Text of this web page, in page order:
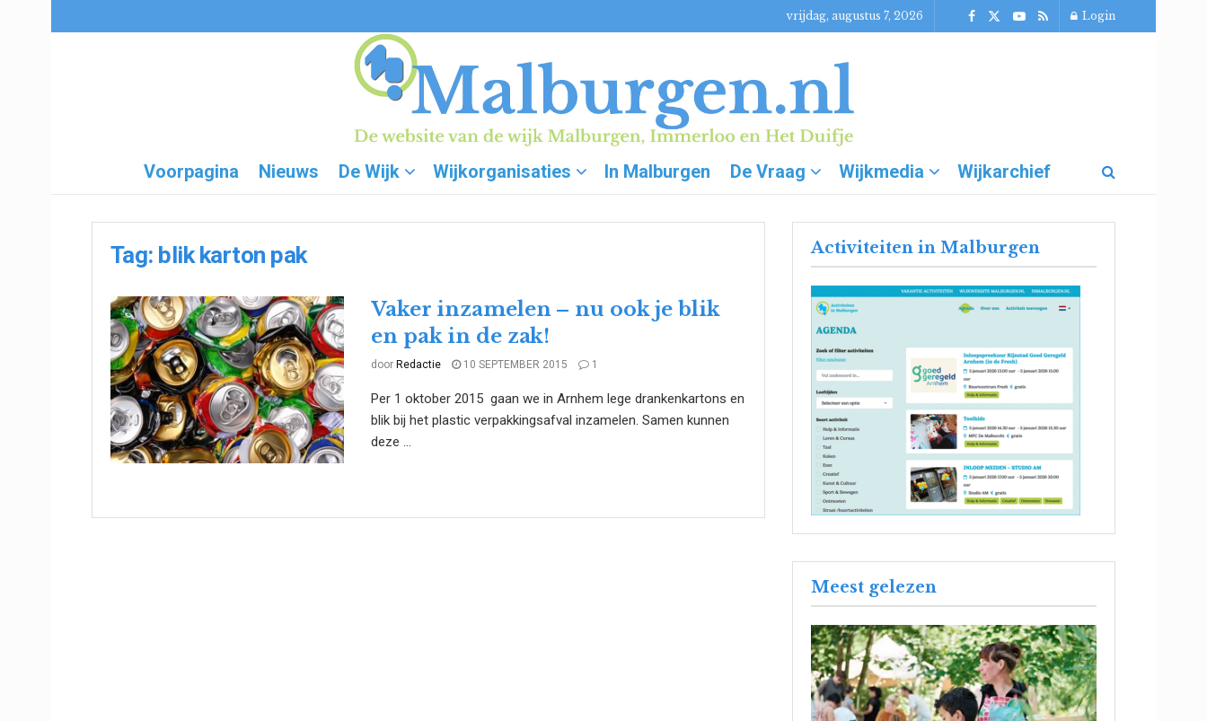
vrijdag, augustus 7, 2026 Login
Voorpagina Nieuws De Wijk Wijkorganisaties In Malburgen De Vraag Wijkmedia Wijkarchief
Tag: blik karton pak
Vaker inzamelen – nu ook je blik
en pak in de zak!
door Redactie 10 SEPTEMBER 2015 1
Per 1 oktober 2015 gaan we in Arnhem lege drankenkartons en
blik bij het plastic verpakkingsafval inzamelen. Samen kunnen
deze ...
Activiteiten in Malburgen
Meest gelezen